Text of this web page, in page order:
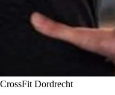
CrossFit Dordrecht